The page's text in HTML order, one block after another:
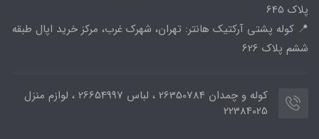
پلاک 645
📍 کوله پشتی آرکتیک هانتر: تهران، شهرک غرب، مرکز خرید اپال طبقه
ششم پلاک 626
کوله و چمدان 26350784 ، لباس 26654997 ، لوازم منزل
22384025